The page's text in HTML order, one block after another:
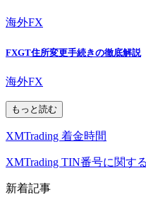
海外FX
FXGT住所変更手続きの徹底解説
海外FX
もっと読む
XMTrading 着金時間
XMTrading TIN番号に関す
新着記事